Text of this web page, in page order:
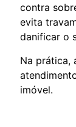
contra
evita
danificar o
Na prática,
imóvel.